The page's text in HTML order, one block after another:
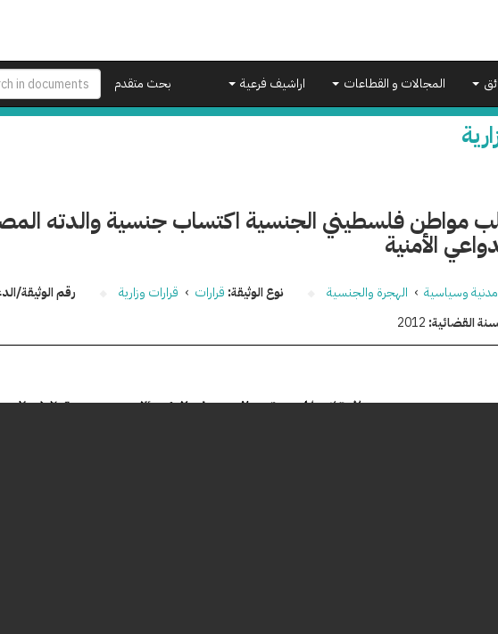
بحث متقدم
المجالات و القطاعات اراشيف فرعية
فلسطيني الجنسية اكتساب جنسية والدته
الأمنية
وسياسية › الهجرة والجنسية نوع الوثيقة: قرارات › قرارات وزارية رقم الوثيقة/
القضائية: 2012